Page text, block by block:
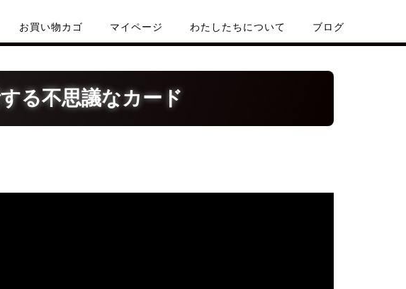
お買い物カゴ マイページ わたしたちについて ブログ
る不思議なカード